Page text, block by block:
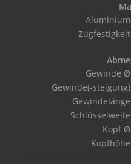
Gewinde
Gewinde(-
Kopf